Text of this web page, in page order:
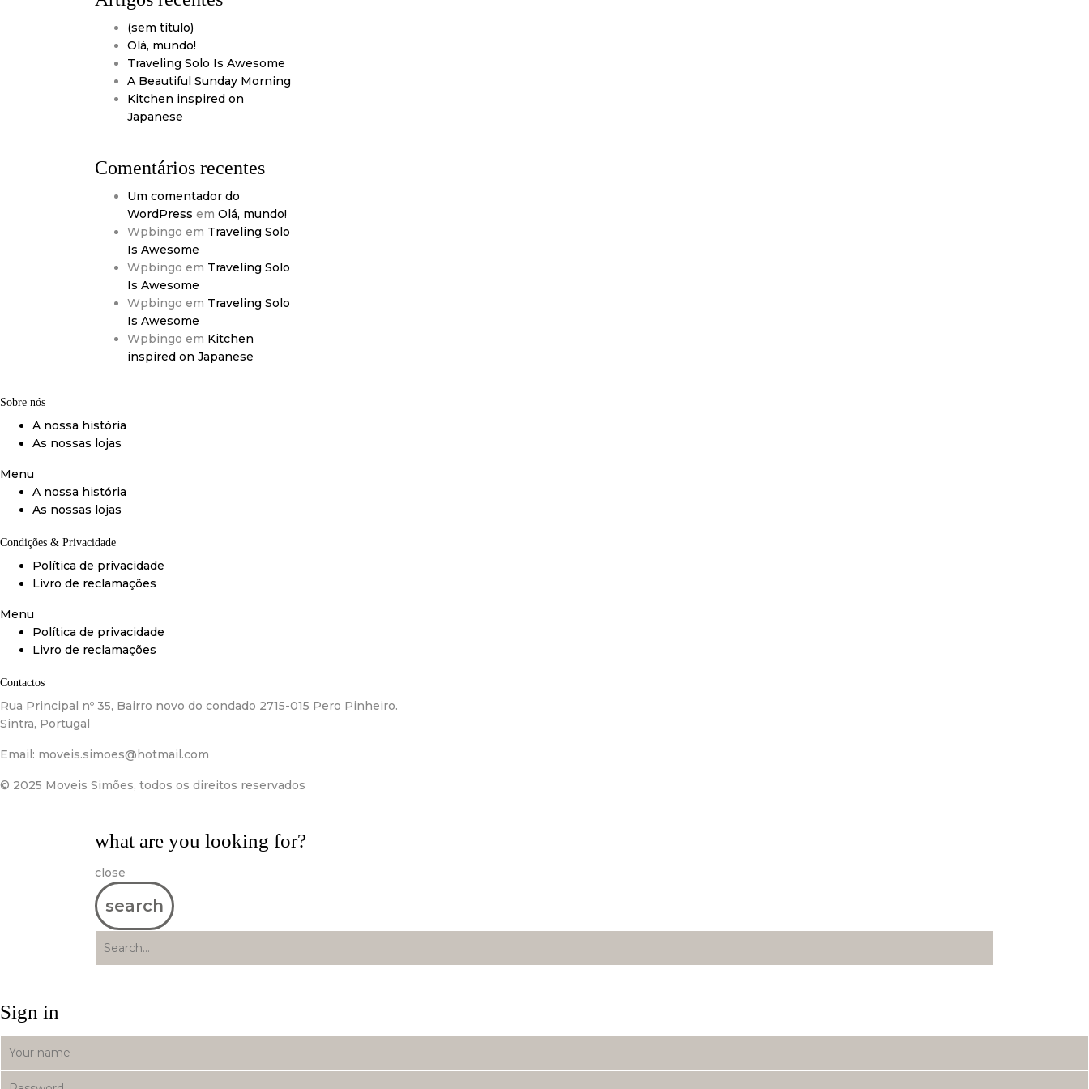
(sem título)
Olá, mundo!
Traveling Solo Is Awesome
A Beautiful Sunday Morning
Kitchen inspired on
Japanese
Comentários recentes
Um comentador do
WordPress em Olá, mundo!
Wpbingo em Traveling Solo
Is Awesome
Wpbingo em Traveling Solo
Is Awesome
Wpbingo em Traveling Solo
Is Awesome
Wpbingo em Kitchen
inspired on Japanese
Sobre nós
A nossa história
As nossas lojas
Menu
A nossa história
As nossas lojas
Condições & Privacidade
Política de privacidade
Livro de reclamações
Menu
Política de privacidade
Livro de reclamações
Contactos
Rua Principal nº 35, Bairro novo do condado 2715-015 Pero Pinheiro.
Sintra, Portugal
Email: moveis.simoes@hotmail.com
© 2025 Moveis Simões, todos os direitos reservados
what are you looking for?
close
search
Sign in